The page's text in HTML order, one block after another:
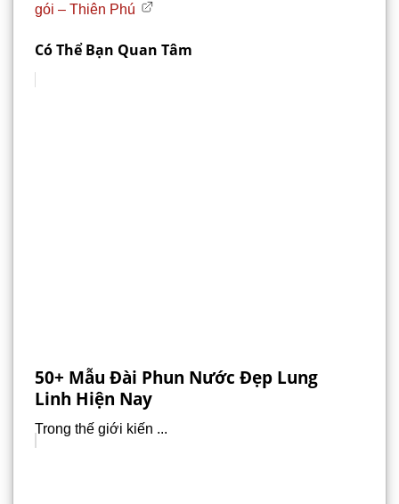
gói – Thiên Phú
Có Thể Bạn Quan Tâm
50+ Mẫu Đài Phun Nước Đẹp Lung
Linh Hiện Nay
Trong thế giới kiến ...